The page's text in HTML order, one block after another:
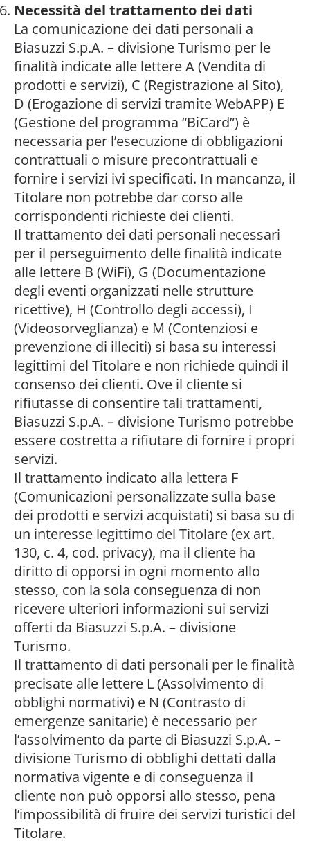
Necessità del trattamento dei dati
La comunicazione dei dati personali a
Biasuzzi S.p.A. – divisione Turismo per le
finalità indicate alle lettere A (Vendita di
prodotti e servizi), C (Registrazione al Sito),
D (Erogazione di servizi tramite WebAPP) E
(Gestione del programma “BiCard”) è
necessaria per l’esecuzione di obbligazioni
contrattuali o misure precontrattuali e
fornire i servizi ivi specificati. In mancanza, il
Titolare non potrebbe dar corso alle
corrispondenti richieste dei clienti.
Il trattamento dei dati personali necessari
per il perseguimento delle finalità indicate
alle lettere B (WiFi), G (Documentazione
degli eventi organizzati nelle strutture
ricettive), H (Controllo degli accessi), I
(Videosorveglianza) e M (Contenziosi e
prevenzione di illeciti) si basa su interessi
legittimi del Titolare e non richiede quindi il
consenso dei clienti. Ove il cliente si
rifiutasse di consentire tali trattamenti,
Biasuzzi S.p.A. – divisione Turismo potrebbe
essere costretta a rifiutare di fornire i propri
servizi.
Il trattamento indicato alla lettera F
(Comunicazioni personalizzate sulla base
dei prodotti e servizi acquistati) si basa su di
un interesse legittimo del Titolare (ex art.
130, c. 4, cod. privacy), ma il cliente ha
diritto di opporsi in ogni momento allo
stesso, con la sola conseguenza di non
ricevere ulteriori informazioni sui servizi
offerti da Biasuzzi S.p.A. – divisione
Turismo.
Il trattamento di dati personali per le finalità
precisate alle lettere L (Assolvimento di
obblighi normativi) e N (Contrasto di
emergenze sanitarie) è necessario per
l’assolvimento da parte di Biasuzzi S.p.A. –
divisione Turismo di obblighi dettati dalla
normativa vigente e di conseguenza il
cliente non può opporsi allo stesso, pena
l’impossibilità di fruire dei servizi turistici del
Titolare.